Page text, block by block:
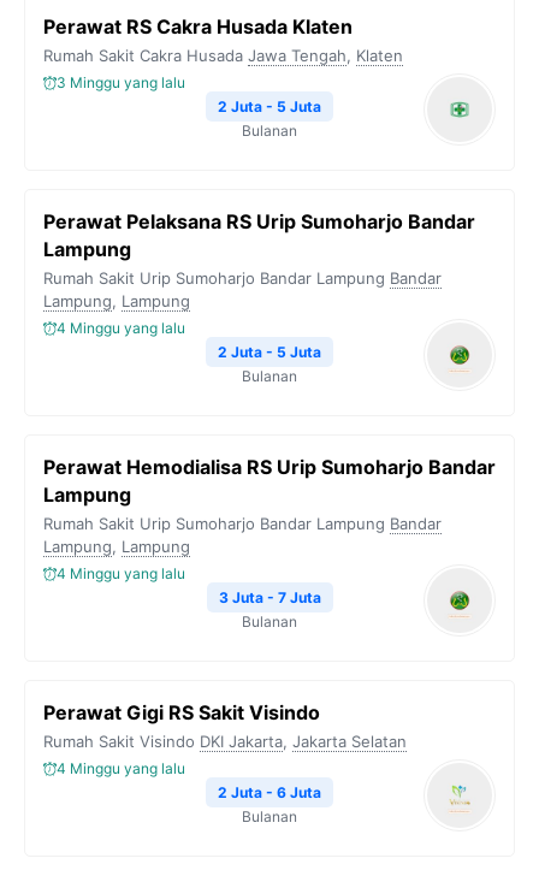
Perawat RS Cakra Husada Klaten
Rumah Sakit Cakra Husada Jawa Tengah, Klaten
3 Minggu yang lalu
2 Juta - 5 Juta
Bulanan
Perawat Pelaksana RS Urip Sumoharjo Bandar
Lampung
Rumah Sakit Urip Sumoharjo Bandar Lampung Bandar
Lampung, Lampung
4 Minggu yang lalu
2 Juta - 5 Juta
Bulanan
Perawat Hemodialisa RS Urip Sumoharjo Bandar
Lampung
Rumah Sakit Urip Sumoharjo Bandar Lampung Bandar
Lampung, Lampung
4 Minggu yang lalu
3 Juta - 7 Juta
Bulanan
Perawat Gigi RS Sakit Visindo
Rumah Sakit Visindo DKI Jakarta, Jakarta Selatan
4 Minggu yang lalu
2 Juta - 6 Juta
Bulanan